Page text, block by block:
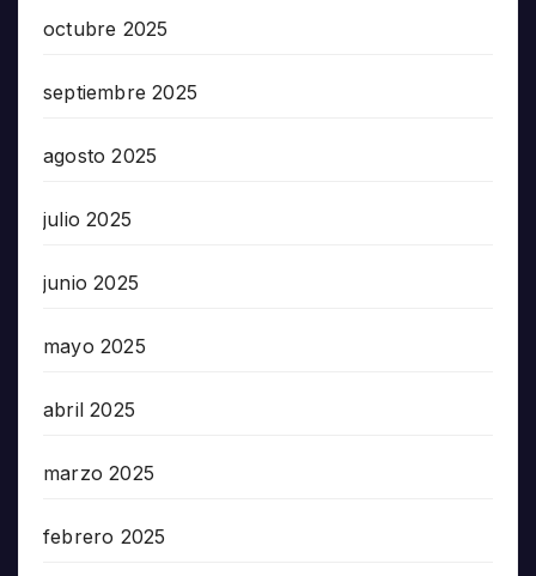
octubre 2025
septiembre 2025
agosto 2025
julio 2025
junio 2025
mayo 2025
abril 2025
marzo 2025
febrero 2025